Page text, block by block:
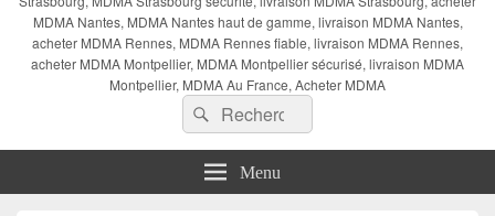
MDMA Nantes, MDMA Nantes haut de gamme, livraison MDMA Nantes,
acheter MDMA Rennes, MDMA Rennes fiable, livraison MDMA Rennes,
acheter MDMA Montpellier, MDMA Montpellier sécurisé, livraison MDMA
Montpellier, MDMA Au France, Acheter MDMA
Recherche :
Rechercher
Menu